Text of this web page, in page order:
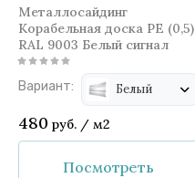
Металлосайдинг
Корабельная доска PE (0,5)
RAL 9003 Белый сигнал
Вариант: Белый
480 руб. / м2
Посмотреть